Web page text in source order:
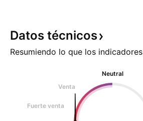
imposición de aranceles de la
Sección 232 por la
administración de EE.UU. - 10%
Datos técnicos
Resumiendo lo que los indicadores
Neutral
Venta
Fuerte venta